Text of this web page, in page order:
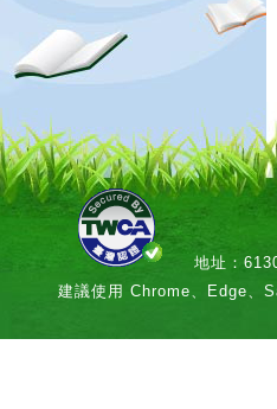
地址：
建議使用 Chrome、Edge、